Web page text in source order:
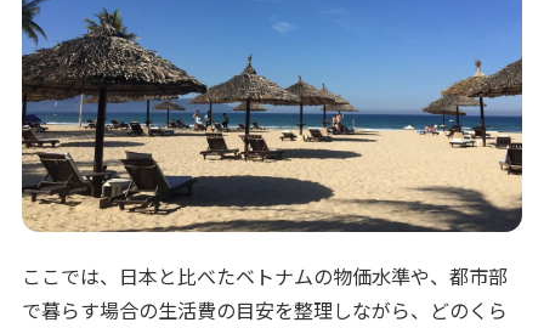
ここでは、日本と比べたベトナムの物価水準や、都市部
で暮らす場合の生活費の目安を整理しながら、どのくら